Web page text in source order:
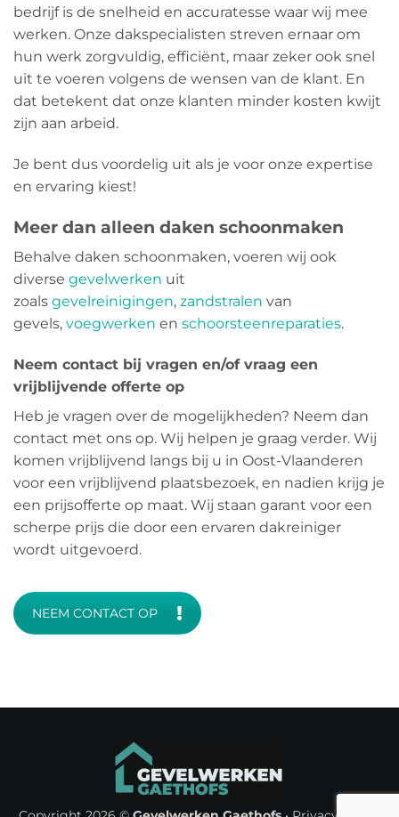
bedrijf is de snelheid en accuratesse waar wij mee
werken. Onze dakspecialisten streven ernaar om
hun werk zorgvuldig, efficiënt, maar zeker ook snel
uit te voeren volgens de wensen van de klant. En
dat betekent dat onze klanten minder kosten kwijt
zijn aan arbeid.
Je bent dus voordelig uit als je voor onze expertise
en ervaring kiest!
Meer dan alleen daken schoonmaken
Behalve daken schoonmaken, voeren wij ook
diverse gevelwerken uit
zoals gevelreinigingen, zandstralen van
gevels, voegwerken en schoorsteenreparaties.
Neem contact bij vragen en/of vraag een
vrijblijvende offerte op
Heb je vragen over de mogelijkheden? Neem dan
contact met ons op. Wij helpen je graag verder. Wij
komen vrijblijvend langs bij u in Oost-Vlaanderen
voor een vrijblijvend plaatsbezoek, en nadien krijg je
een prijsofferte op maat. Wij staan garant voor een
scherpe prijs die door een ervaren dakreiniger
wordt uitgevoerd.
NEEM CONTACT OP